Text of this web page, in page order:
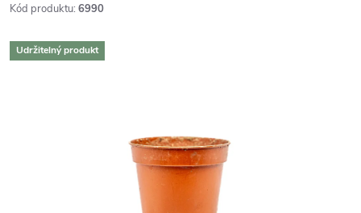
Kód produktu: 6990
Udržitelný produkt